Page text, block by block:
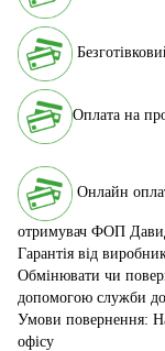
Оплата на
Онлайн
отримувач ФОП
Гарантія від
Обмінювати чи
допомогою служби
Умови повернення:
офісу